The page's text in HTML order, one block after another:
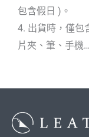
包含假日 )。
4. 出貨時，僅包
片夾、筆、手機